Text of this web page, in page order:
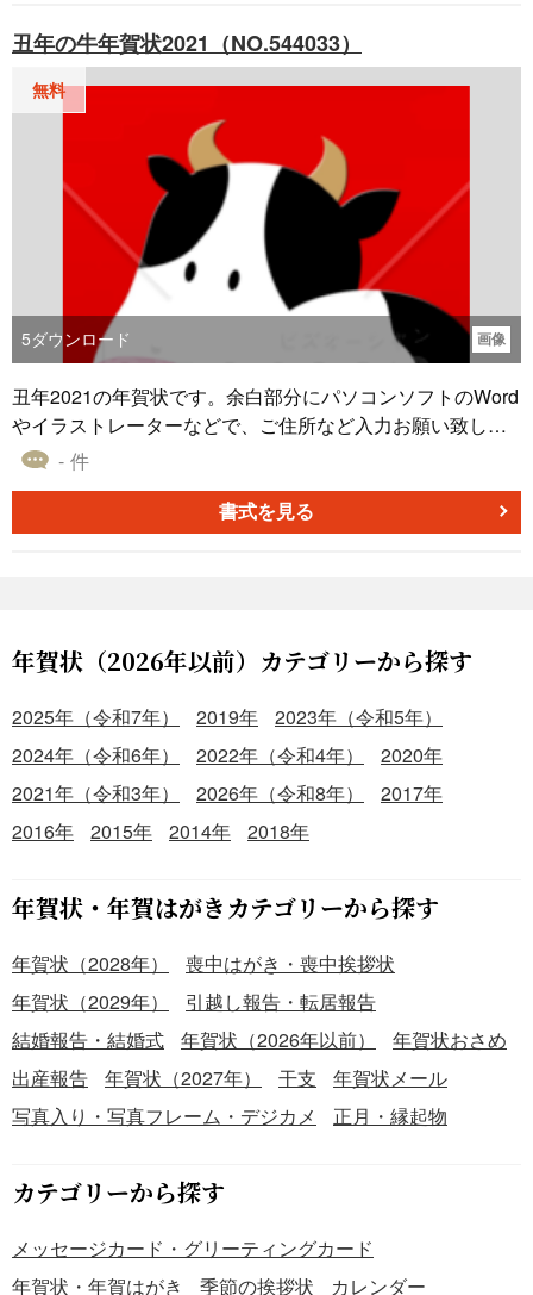
丑年の牛年賀状2021（NO.544033）
無料
5ダウンロード 画像
丑年2021の年賀状です。余白部分にパソコンソフトのWord
やイラストレーターなどで、ご住所など入力お願い致しま
す。 - 件
書式を見る
年賀状（2026年以前）カテゴリーから探す
2025年（令和7年） 2019年
2023年（令和5年）
2024年（令和6年）
2022年（令和4年）
2020年
2021年（令和3年）
2026年（令和8年）
2017年
2016年
2015年 2014年 2018年
年賀状・年賀はがきカテゴリーから探す
年賀状（2028年）
喪中はがき・喪中挨拶状
年賀状（2029年）
引越し報告・転居報告
結婚報告・結婚式
年賀状（2026年以前）
年賀状おさめ
出産報告
年賀状（2027年） 干支
年賀状メール
写真入り・写真フレーム・デジカメ
正月・縁起物
カテゴリーから探す
メッセージカード・グリーティングカード
年賀状・年賀はがき
季節の挨拶状
カレンダー